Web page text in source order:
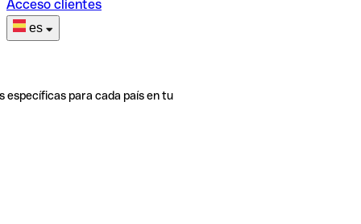
Acceso clientes
es
específicas para cada país en tu